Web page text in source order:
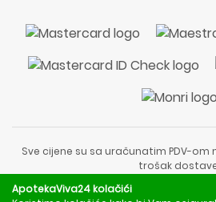
Sve cijene su sa uračunatim PDV-
trošak
liječnički pregled ili savjet
ApotekaViva24 kolačići